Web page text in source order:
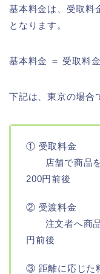
基本料金は、受取料
となります。
基本料金 ＝ 受取料
下記は、東京の場合
① 受取料金
店舗で商品を
200円前後
② 受渡料金
注文者へ商品
円前後
③ 距離に応じた